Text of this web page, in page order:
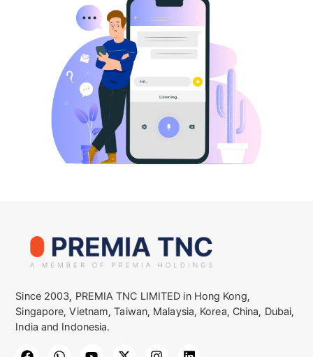
Since 2003, PREMIA TNC LIMITED in Hong Kong,
Singapore, Vietnam, Taiwan, Malaysia, Korea, China, Dubai,
India and Indonesia.